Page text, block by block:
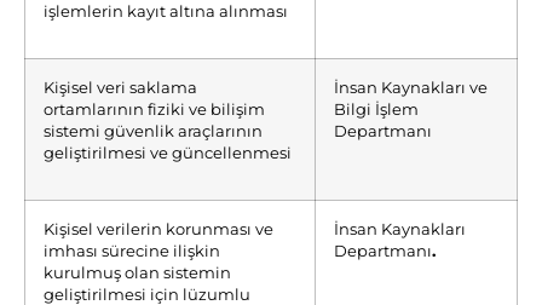
işlemlerin kayıt altına alınması
Kişisel veri saklama
ortamlarının fiziki ve bilişim
sistemi güvenlik araçlarının
geliştirilmesi ve güncellenmesi
İnsan Kaynakları ve
Bilgi İşlem
Departmanı
Kişisel verilerin korunması ve
imhası sürecine ilişkin
kurulmuş olan sistemin
geliştirilmesi için lüzumlu
İnsan Kaynakları
Departmanı.